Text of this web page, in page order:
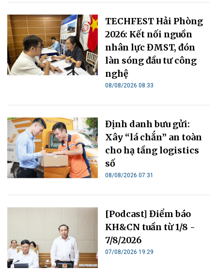
TECHFEST Hải Phòng
2026: Kết nối nguồn
nhân lực ĐMST, đón
làn sóng đầu tư công
nghệ
08/08/2026 08:33
Định danh bưu gửi:
Xây “lá chắn” an toàn
cho hạ tầng logistics
số
08/08/2026 07:31
[Podcast] Điểm báo
KH&CN tuần từ 1/8 -
7/8/2026
07/08/2026 19:29